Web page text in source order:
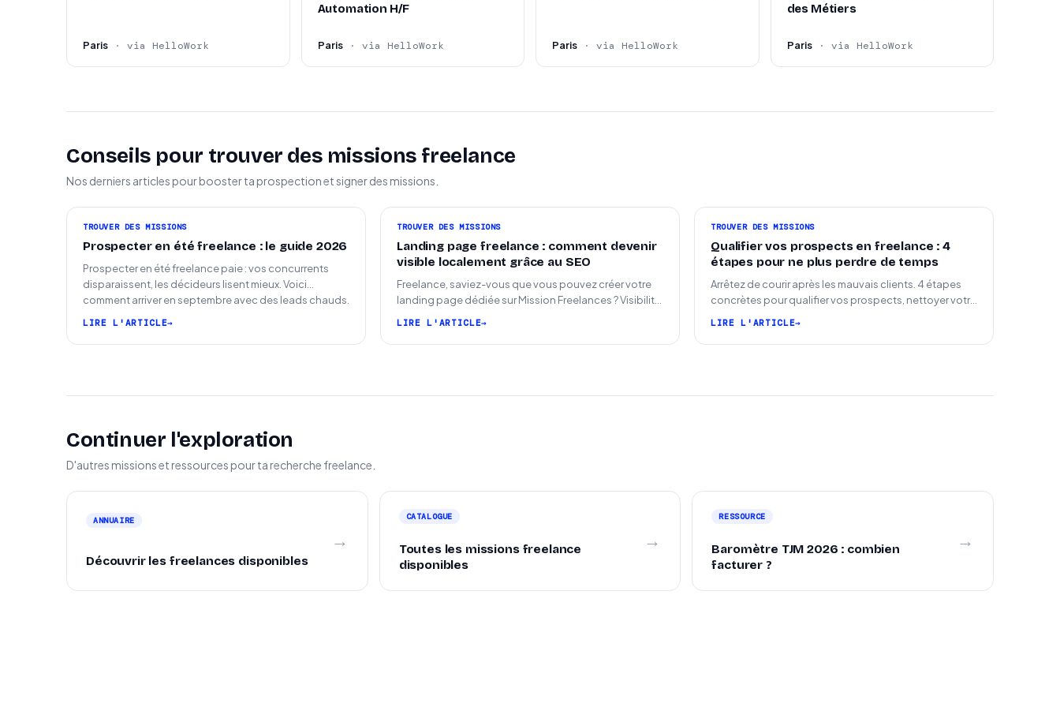
Paris · via HelloWork
Automation H/F
Paris · via HelloWork Paris · via HelloWork
des Métiers
Paris · via HelloWork
Conseils pour trouver des missions freelance
Nos derniers articles pour booster ta prospection et signer des missions.
TROUVER DES MISSIONS
Prospecter en été freelance : le guide 2026
Prospecter en été freelance paie : vos concurrents
disparaissent, les décideurs lisent mieux. Voici
comment arriver en septembre avec des leads chauds.
LIRE L'ARTICLE
TROUVER DES MISSIONS
Landing page freelance : comment devenir
visible localement grâce au SEO
Freelance, saviez-vous que vous pouvez créer votre
landing page dédiée sur Mission Freelances ? Visibilité
LIRE L'ARTICLE
TROUVER DES MISSIONS
Qualifier vos prospects en freelance : 4
étapes pour ne plus perdre de temps
Arrêtez de courir après les mauvais clients. 4 étapes
concrètes pour qualifier vos prospects, nettoyer votre
LIRE L'ARTICLE
Continuer l'exploration
D'autres missions et ressources pour ta recherche freelance.
ANNUAIRE
Découvrir les freelances disponibles
→
CATALOGUE
Toutes les missions freelance
disponibles
→
RESSOURCE
Baromètre TJM 2026 : combien
facturer ?
→